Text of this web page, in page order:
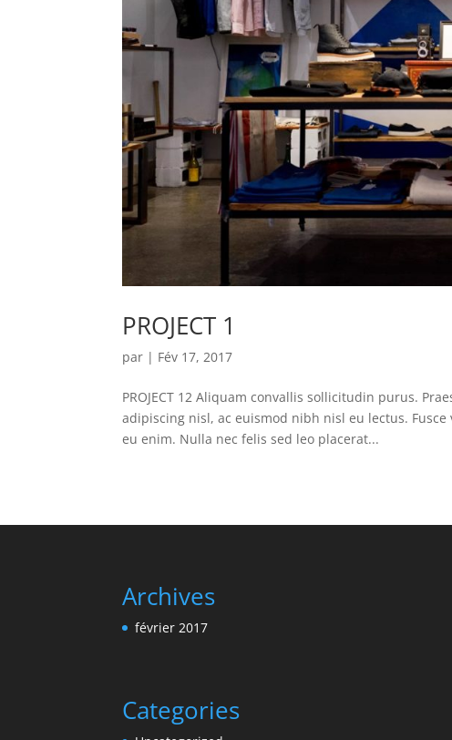
PROJECT 1
par | Fév 17, 2017
PROJECT 12 Aliquam convallis sollicitudin purus.
adipiscing nisl, ac euismod nibh nisl eu lectus.
eu enim. Nulla nec felis sed leo placerat...
Archives
février 2017
Categories